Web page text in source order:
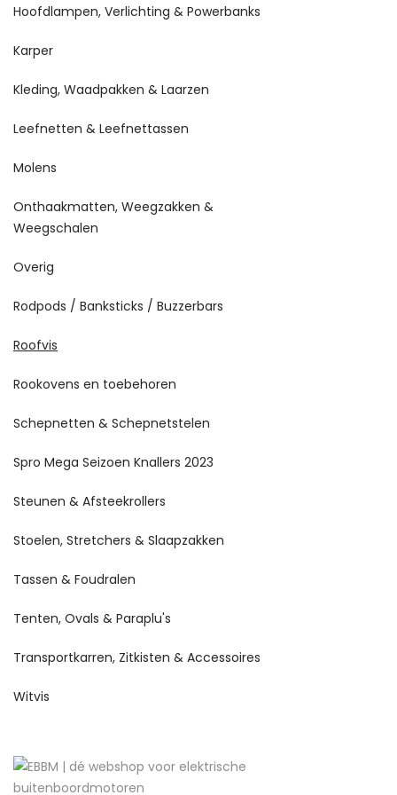
Hoofdlampen, Verlichting & Powerbanks
Karper
Kleding, Waadpakken & Laarzen
Leefnetten & Leefnettassen
Molens
Onthaakmatten, Weegzakken &
Weegschalen
Overig
Rodpods / Banksticks / Buzzerbars
Roofvis
Rookovens en toebehoren
Schepnetten & Schepnetstelen
Spro Mega Seizoen Knallers 2023
Steunen & Afsteekrollers
Stoelen, Stretchers & Slaapzakken
Tassen & Foudralen
Tenten, Ovals & Paraplu's
Transportkarren, Zitkisten & Accessoires
Witvis